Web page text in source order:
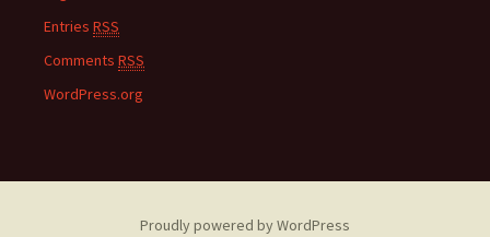
Entries RSS
Comments RSS
WordPress.org
Proudly powered by WordPress